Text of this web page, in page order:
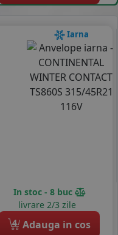
Iarna
In stoc - 8 buc
livrare 2/3 zile
4 Adauga in cos